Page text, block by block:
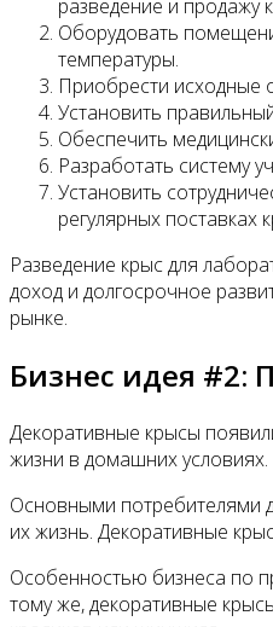
разведение и продажу
Оборудовать
температуры.
Приобрести исходные
Установить
Обеспечить
Разработать систему
Установить
регулярных поставках
Разведение крыс для
доход и долгосрочное
рынке.
Бизнес идея
Декоративные крысы
жизни в домашних
Основными потребителями
их жизнь. Декоративные
Особенностью бизнеса по
тому же, декоративные